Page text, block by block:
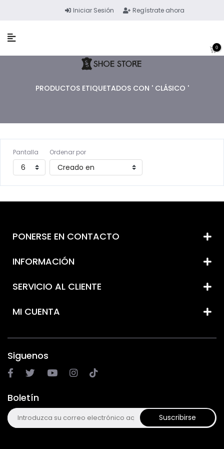
Iniciar Sesión Regístrate ahora
0
PRODUCTOS ETIQUETADOS CON ' CLÁSICO '
Pantalla Ordenar por
PONERSE EN CONTACTO
INFORMACIÓN
SERVICIO AL CLIENTE
MI CUENTA
Siguenos
Boletín
Suscribirse